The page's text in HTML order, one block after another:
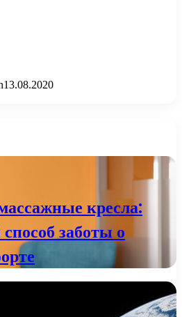
13.08.2020
кресла:
заботы о